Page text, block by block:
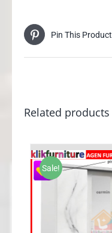
Pin This Product
Related products
Sale!